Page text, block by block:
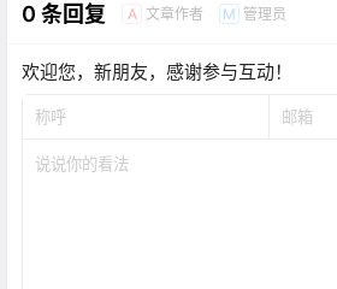
0 条回复 A 文章作者 M 管理员
欢迎您，新朋友，感谢参与互动！